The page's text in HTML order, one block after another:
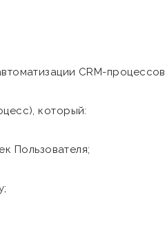
CRM-
который:
Пользователя;